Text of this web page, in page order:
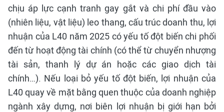
chịu áp lực cạnh tranh gay gắt và chi phí đầu vào
(nhiên liệu, vật liệu) leo thang, cấu trúc doanh thu, lợi
nhuận của L40 năm 2025 có yếu tố đột biến chi phối
đến từ hoạt động tài chính (có thể từ chuyển nhượng
tài sản, thanh lý dự án hoặc các giao dịch tài
chính…). Nếu loại bỏ yếu tố đột biến, lợi nhuận của
L40 quay về mặt bằng quen thuộc của doanh nghiệp
ngành xây dựng, nơi biên lợi nhuận bị giới hạn bởi